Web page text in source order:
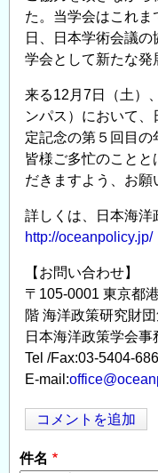
た。当学会はこれ
日、日本学術会議の
学会として新たな発
来る12月7日（土）
ンパス）において
定記念の第５回目の
皆様ご多忙のことと
だきますよう、お願
詳しくは、日本海洋
http://oceanpolicy.jp/
【お問い合わせ】
〒105-0001 東京都
階 海洋政策研究財
日本海洋政策学会事
Tel /Fax:03-5404-
E-mail:
コメントを追加
件名